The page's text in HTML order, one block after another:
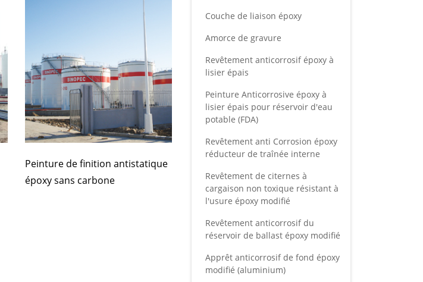
Peinture de finition antistatique
époxy sans carbone
Couche de liaison époxy
Amorce de gravure
Revêtement anticorrosif époxy à
lisier épais
Peinture Anticorrosive époxy à
lisier épais pour réservoir d'eau
potable (FDA)
Revêtement anti Corrosion époxy
réducteur de traînée interne
Revêtement de citernes à
cargaison non toxique résistant à
l'usure époxy modifié
Revêtement anticorrosif du
réservoir de ballast époxy modifié
Apprêt anticorrosif de fond époxy
modifié (aluminium)